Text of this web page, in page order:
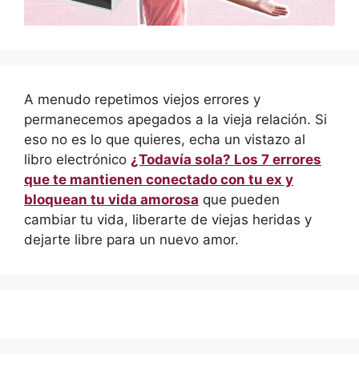
A menudo repetimos viejos errores y
permanecemos apegados a la vieja relación. Si
eso no es lo que quieres, echa un vistazo al
libro electrónico ¿Todavía sola? Los 7 errores
que te mantienen conectado con tu ex y
bloquean tu vida amorosa que pueden
cambiar tu vida, liberarte de viejas heridas y
dejarte libre para un nuevo amor.